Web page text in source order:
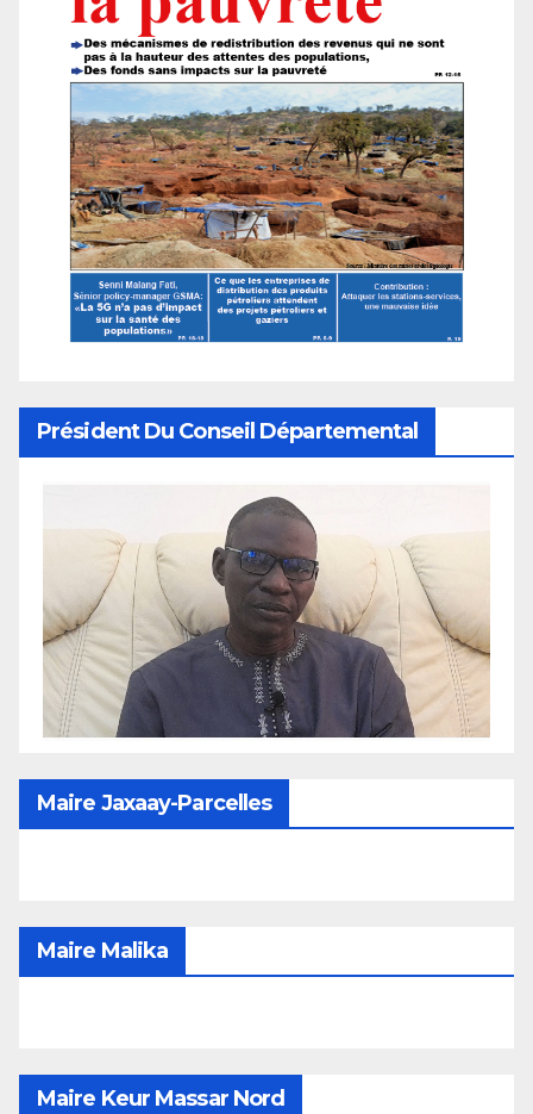
Président Du Conseil Départemental
Maire Jaxaay-Parcelles
Maire Malika
Maire Keur Massar Nord